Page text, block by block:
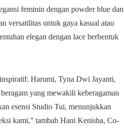
feminin dengan powder blue dan
versatilitas untuk gaya kasual atau
elegan dengan lace berbentuk
Harumi, Tyna Dwi Jayanti,
yang mewakili keberagaman
esensi Studio Tui, menunjukkan
kami,” tambah Hani Kenisha, Co-